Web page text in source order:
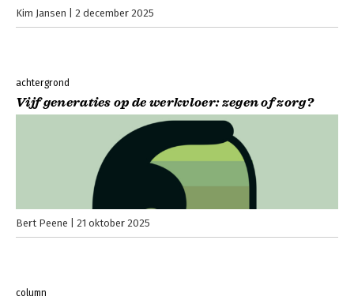
Kim Jansen 2 december 2025
achtergrond
Vijf generaties op de werkvloer: zegen of zorg?
Bert Peene 21 oktober 2025
column